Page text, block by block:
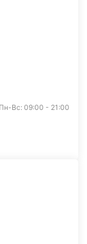
Пн-Вс: 09:00 - 21:00